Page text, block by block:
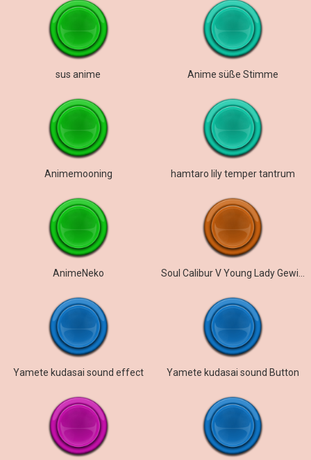
sus anime Anime süße Stimme
Animemooning hamtaro lily temper tantrum
AnimeNeko
Yamete kudasai sound effect Yamete kudasai sound Button